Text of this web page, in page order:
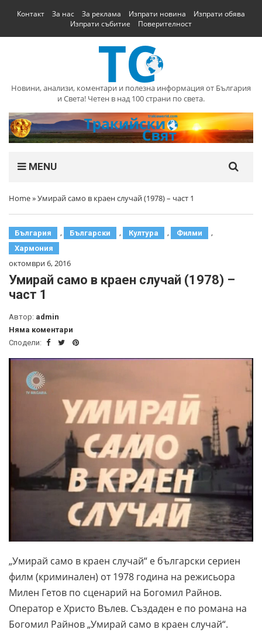
Контакт За нас За реклама Изпрати новина
Изпрати обява
Изпрати събитие
Поверителност
Новини, анализи, коментари и полезна информация от България
и Света! Четен в над 100 страни по света.
MENU
Home»Умирай само в краен случай (1978) – част 1
България , Български , Култура , Филми ,
Хармония
октомври 6, 2016
Умирай само в краен случай (1978) –
част 1
Автор: admin
Няма коментари
Сподели:
„Умирай само в краен случай“ е български сериен
филм (криминален) от 1978 година на режисьора
Милен Гетов по сценарий на Богомил Райнов.
Оператор е Христо Вълев. Създаден е по романа на
Богомил Райнов „Умирай само в краен случай“.